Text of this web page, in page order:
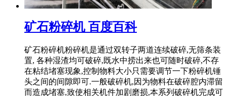
矿石粉碎机 百度百科
矿石粉碎机粉碎机是通过双转子两道连续破碎,无筛条装
置, 各种湿渣均可破碎,既水中捞出来也可随时破碎,不存
在粘结堵塞现象,控制物料大小只需要调节一下粉碎机锤
头之间的间隙即可.一般破碎机,因为物料在破碎腔内滞留
而造成堵塞,致使相关机件加剧磨损,本系列破碎机完成可